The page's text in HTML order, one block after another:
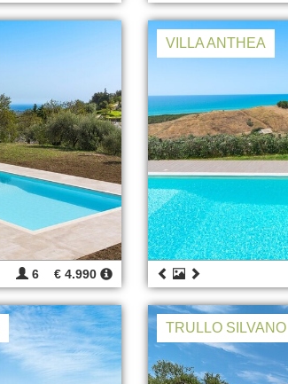
6 € 4.990
VILLA ANTHEA
TRULLO SILVANO